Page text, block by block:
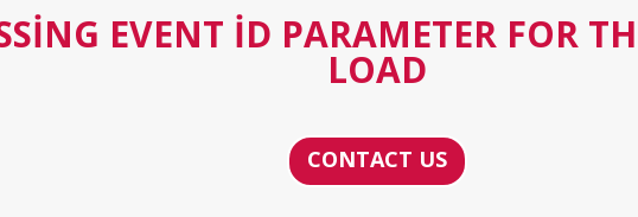
EVENT ID PARAMETER FOR
LOAD
CONTACT US